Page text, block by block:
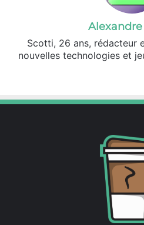
Scotti, 26 ans, rédacteur
nouvelles technologies et